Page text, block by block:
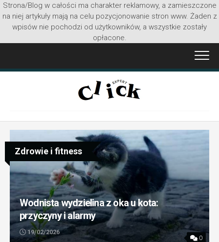
Strona/Blog w całości ma charakter reklamowy, a zamieszczone
na niej artykuły mają na celu pozycjonowanie stron www. Żaden z
wpisów nie pochodzi od użytkowników, a wszystkie zostały
opłacone.
treści
Wodnista wydzielina z oka u kota:
przyczyny i alarmy
19/02/2026
0
Zdrowie i fitness